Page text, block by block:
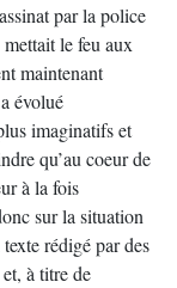
par la police
le feu aux
maintenant
évolué
imaginatifs et
qu’au coeur de
à la fois
sur la situation
rédigé par des
à titre de